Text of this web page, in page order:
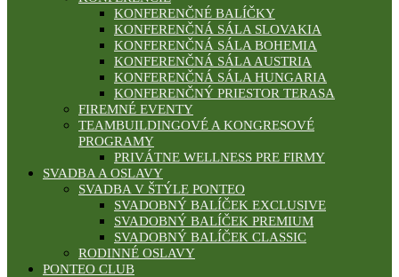
KONFERENČNÉ BALÍČKY
KONFERENČNÁ SÁLA SLOVAKIA
KONFERENČNÁ SÁLA BOHEMIA
KONFERENČNÁ SÁLA AUSTRIA
KONFERENČNÁ SÁLA HUNGARIA
KONFERENČNÝ PRIESTOR TERASA
FIREMNÉ EVENTY
TEAMBUILDINGOVÉ A KONGRESOVÉ
PROGRAMY
PRIVÁTNE WELLNESS PRE FIRMY
SVADBA A OSLAVY
SVADBA V ŠTÝLE PONTEO
SVADOBNÝ BALÍČEK EXCLUSIVE
SVADOBNÝ BALÍČEK PREMIUM
SVADOBNÝ BALÍČEK CLASSIC
RODINNÉ OSLAVY
PONTEO CLUB